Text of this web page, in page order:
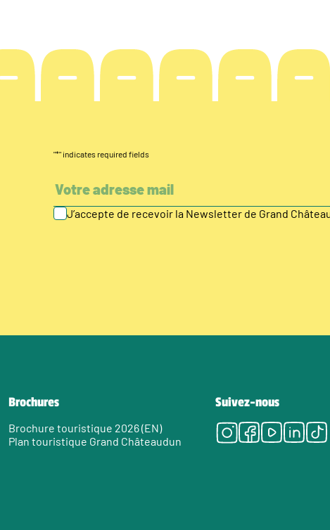
"*" indicates required fields
J’accepte de recevoir la Newsletter de Grand
Brochures
Brochure touristique 2026 (EN)
Plan touristique Grand Châteaudun
Suivez-nous
Instagram
Facebook
Youtube